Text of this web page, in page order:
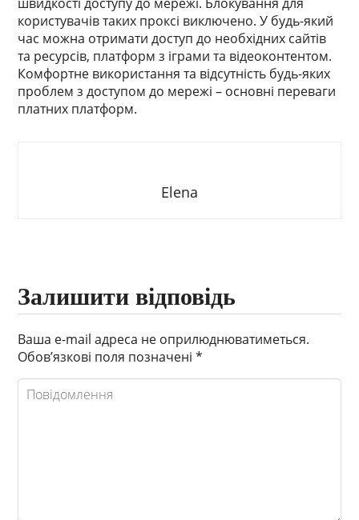
користувачів таких проксі виключено. У будь-який
час можна отримати доступ до необхідних сайтів
та ресурсів, платформ з іграми та відеоконтентом.
Комфортне використання та відсутність будь-яких
проблем з доступом до мережі – основні переваги
платних платформ.
Elena
Залишити відповідь
Ваша e-mail адреса не оприлюднюватиметься.
Обов’язкові поля позначені*